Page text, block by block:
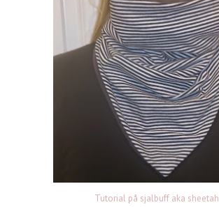
Tutorial på sjalbuff aka sheetah